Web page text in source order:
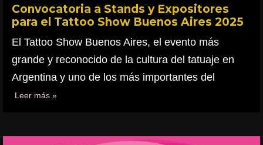
Convocatoria a Stands y Expositores
para el Tattoo Show Buenos Aires 2025
El Tattoo Show Buenos Aires, el evento más
grande y reconocido de la cultura del tatuaje en
Argentina y uno de los más importantes del
Leer más »